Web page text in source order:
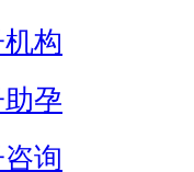
构
孕
询